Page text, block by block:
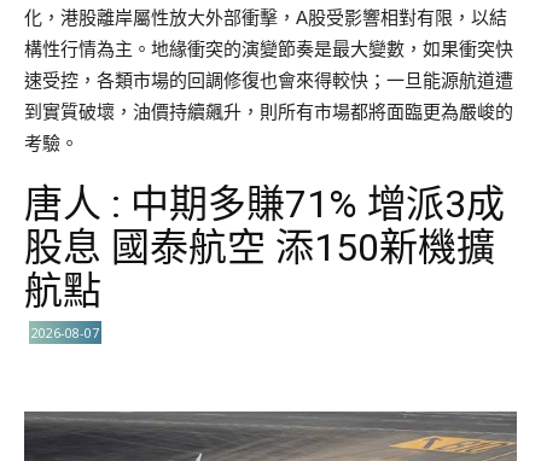
化，港股離岸屬性放大外部衝擊，A股受影響相對有限，以結
構性行情為主。地緣衝突的演變節奏是最大變數，如果衝突快
速受控，各類市場的回調修復也會來得較快；一旦能源航道遭
到實質破壞，油價持續飆升，則所有市場都將面臨更為嚴峻的
考驗。
唐人 : 中期多賺71% 增派3成
股息 國泰航空 添150新機擴
航點
2026-08-07